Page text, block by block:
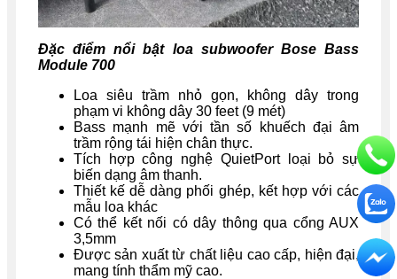
Đặc điểm nổi bật loa subwoofer Bose Bass
Module 700
Loa siêu trầm nhỏ gọn, không dây trong
phạm vi không dây 30 feet (9 mét)
Bass mạnh mẽ với tần số khuếch đại âm
trầm rộng tái hiện chân thực.
Tích hợp công nghệ QuietPort loại bỏ sự
biến dạng âm thanh.
Thiết kế dễ dàng phối ghép, kết hợp với các
mẫu loa khác
Có thể kết nối có dây thông qua cổng AUX
3,5mm
Được sản xuất từ chất liệu cao cấp, hiện đại,
mang tính thẩm mỹ cao.